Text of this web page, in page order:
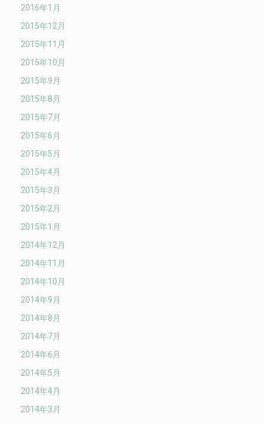
2016年1月
2015年12月
2015年11月
2015年10月
2015年9月
2015年8月
2015年7月
2015年6月
2015年5月
2015年4月
2015年3月
2015年2月
2015年1月
2014年12月
2014年11月
2014年10月
2014年9月
2014年8月
2014年7月
2014年6月
2014年5月
2014年4月
2014年3月